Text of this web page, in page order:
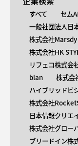
すべて
セム
一般社団法人日
株式会社Marsdy
株式会社HK
リフェコ株式会
blan
株式会
ハイブリッドビ
株式会社
日本情報クリエ
株式会社グロー
ブリードイン株